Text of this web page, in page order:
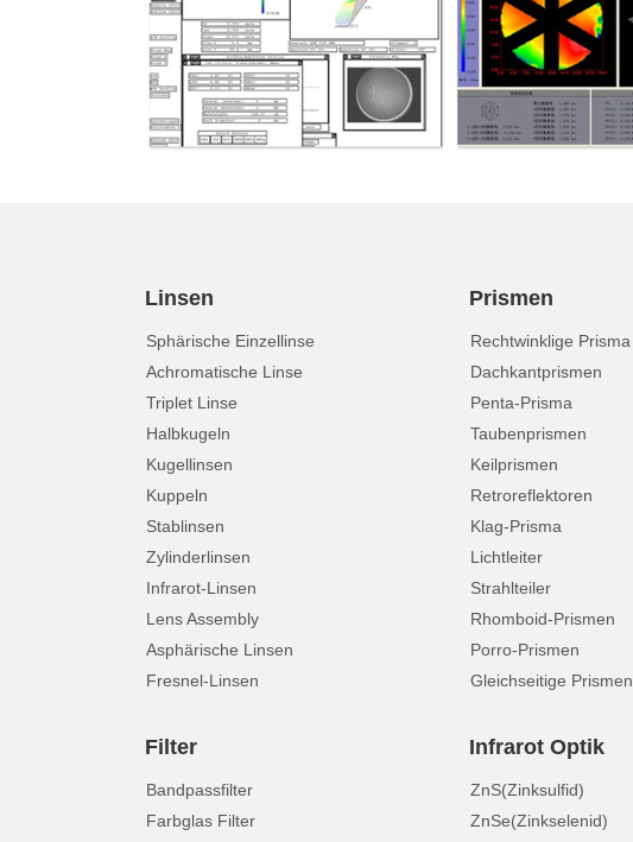
Linsen
Sphärische Einzellinse
Achromatische Linse
Triplet Linse
Halbkugeln
Kugellinsen
Kuppeln
Stablinsen
Zylinderlinsen
Infrarot-Linsen
Lens Assembly
Asphärische Linsen
Fresnel-Linsen
Prismen
Rechtwinklige Prisma
Dachkantprismen
Penta-Prisma
Taubenprismen
Keilprismen
Retroreflektoren
Klag-Prisma
Lichtleiter
Strahlteiler
Rhomboid-Prismen
Porro-Prismen
Gleichseitige Prismen
Filter
Bandpassfilter
Farbglas Filter
Infrarot Optik
ZnS(Zinksulfid)
ZnSe(Zinkselenid)